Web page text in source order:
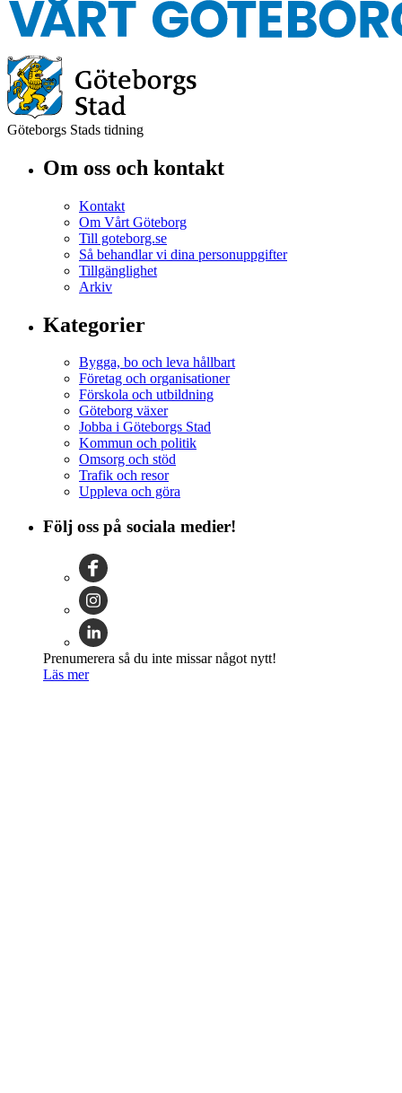
Göteborgs Stads tidning
Om oss och kontakt
Kontakt
Om Vårt Göteborg
Till goteborg.se
Så behandlar vi dina personuppgifter
Tillgänglighet
Arkiv
Kategorier
Bygga, bo och leva hållbart
Företag och organisationer
Förskola och utbildning
Göteborg växer
Jobba i Göteborgs Stad
Kommun och politik
Omsorg och stöd
Trafik och resor
Uppleva och göra
Följ oss på sociala medier!
Prenumerera så du inte missar något nytt!
Läs mer